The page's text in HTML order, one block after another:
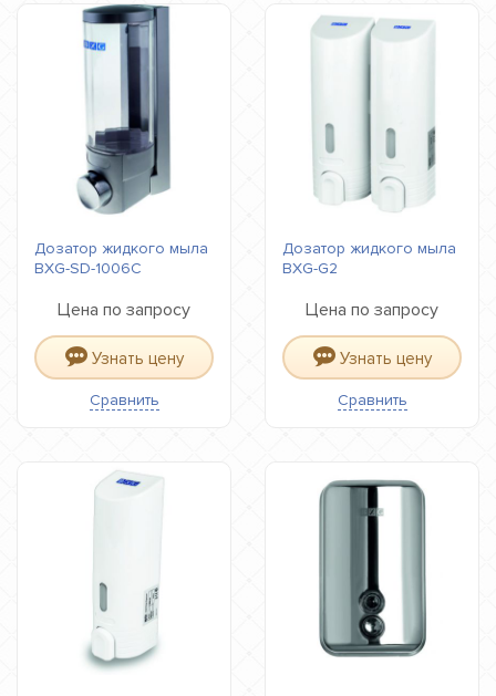
Дозатор жидкого мыла
BXG-SD-1006С
Цена по запросу
Узнать цену
Сравнить
Дозатор жидкого мыла
BXG-G2
Цена по запросу
Узнать цену
Сравнить